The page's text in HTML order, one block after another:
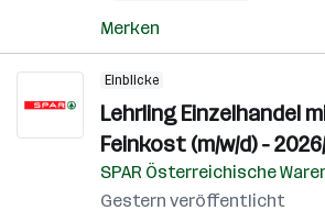
Merken
Einblicke
Lehrling Einzelhandel
Feinkost (m/w/d) -
SPAR Österreichische
Gestern veröffentlicht